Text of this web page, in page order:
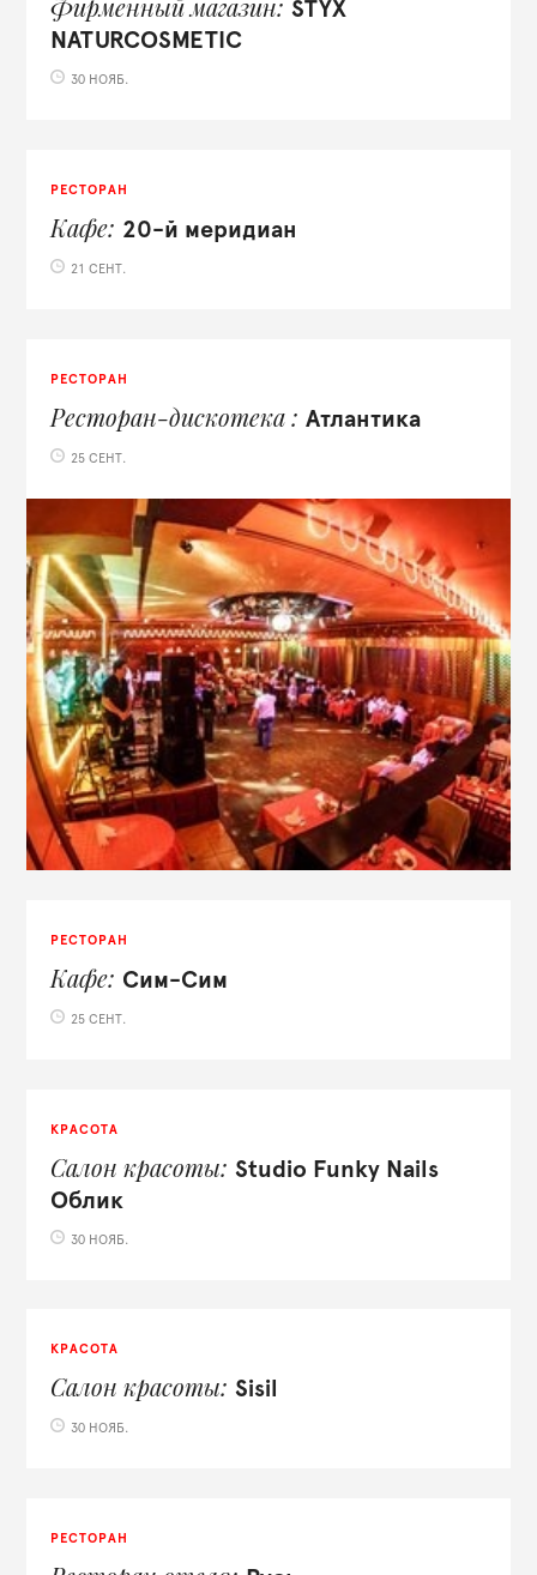
Фирменный магазин
STYX
NATURCOSMETIC
30 НОЯБ.
РЕСТОРАН
Кафе 20-й меридиан
21 СЕНТ.
РЕСТОРАН
Ресторан-дискотека Атлантика
25 СЕНТ.
РЕСТОРАН
Кафе Сим-Сим
25 СЕНТ.
КРАСОТА
Салон красоты
Studio Funky Nails
Облик
30 НОЯБ.
КРАСОТА
Салон красоты Sisil
30 НОЯБ.
РЕСТОРАН